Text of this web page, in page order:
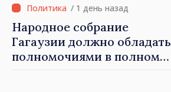
обороны на 2024–2034 годы
опубликована в Monitorul
Oficial
/ 1 день назад
Народное собрание
Гагаузии должно обладать
полномочиями в полном